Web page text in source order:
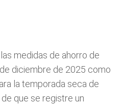
medidas de ahorro de
diciembre de 2025 como
la temporada seca de
que se registre un